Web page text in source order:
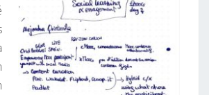
E
À
N
O